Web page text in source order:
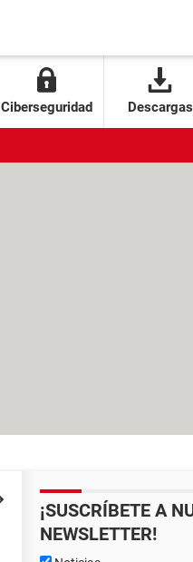
Ciberseguridad Descargas
¡SUSCRÍBETE A
NEWSLETTER!